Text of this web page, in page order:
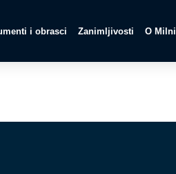
i obrasci Zanimljivosti O Milni